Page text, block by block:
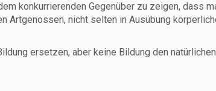
konkurrierenden Gegenüber zu zeigen, dass
Artgenossen, nicht selten in Ausübung
ersetzen, aber keine Bildung den